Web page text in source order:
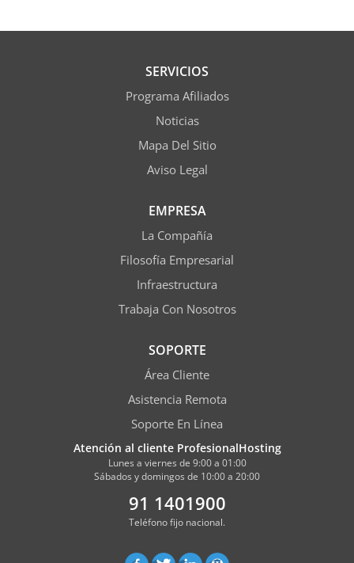
SERVICIOS
Programa Afiliados
Noticias
Mapa Del Sitio
Aviso Legal
EMPRESA
La Compañía
Filosofía Empresarial
Infraestructura
Trabaja Con Nosotros
SOPORTE
Área Cliente
Asistencia Remota
Soporte En Línea
Atención al cliente ProfesionalHosting
Lunes a viernes de 9:00 a 01:00
Sábados y domingos de 10:00 a 20:00
91 1401900
Teléfono fijo nacional.